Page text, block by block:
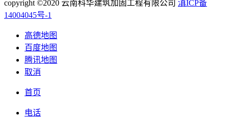
copyright ©2020 云南科华建筑加固工程有限公司 滇ICP备
14004045号-1
高德地图
百度地图
腾讯地图
取消
首页
电话